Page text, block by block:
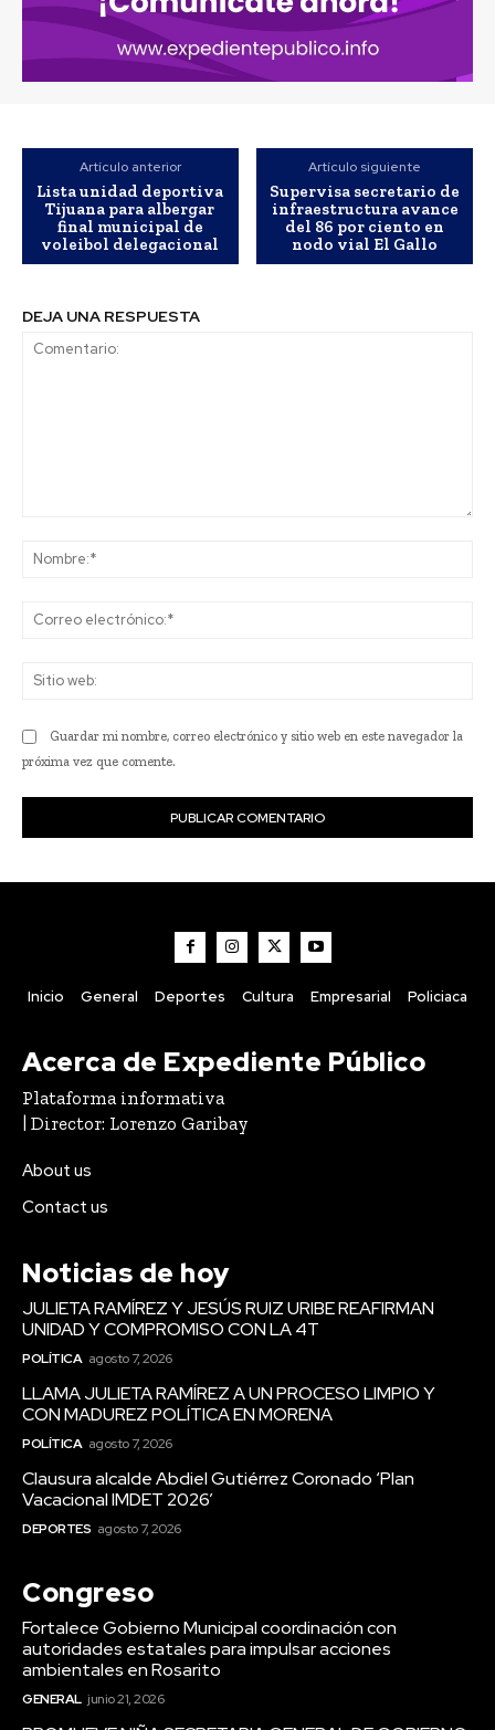
Artículo anterior
Lista unidad deportiva
Tijuana para albergar
final municipal de
voleibol delegacional
Artículo siguiente
Supervisa secretario de
infraestructura avance
del 86 por ciento en
nodo vial El Gallo
DEJA UNA RESPUESTA
Guardar mi nombre, correo electrónico y sitio web en este navegador la
próxima vez que comente.
Inicio General Deportes Cultura Empresarial Policiaca
Acerca de Expediente Público
Plataforma informativa
| Director: Lorenzo Garibay
About us
Contact us
Noticias de hoy
JULIETA RAMÍREZ Y JESÚS RUIZ URIBE REAFIRMAN
UNIDAD Y COMPROMISO CON LA 4T
POLÍTICA agosto 7, 2026
LLAMA JULIETA RAMÍREZ A UN PROCESO LIMPIO Y
CON MADUREZ POLÍTICA EN MORENA
POLÍTICA agosto 7, 2026
Clausura alcalde Abdiel Gutiérrez Coronado ‘Plan
Vacacional IMDET 2026’
DEPORTES agosto 7, 2026
Congreso
Fortalece Gobierno Municipal coordinación con
autoridades estatales para impulsar acciones
ambientales en Rosarito
GENERAL junio 21, 2026